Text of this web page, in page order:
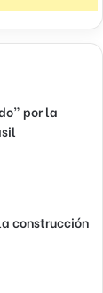
por la
construcción